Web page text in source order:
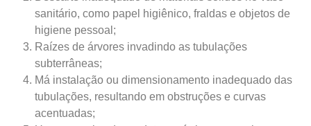
sanitário, como papel higiênico, fraldas e objetos de
higiene pessoal;
Raízes de árvores invadindo as tubulações
subterrâneas;
Má instalação ou dimensionamento inadequado das
tubulações, resultando em obstruções e curvas
acentuadas;